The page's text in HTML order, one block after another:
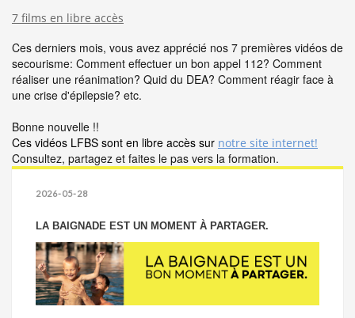
7 films en libre accès
Ces derniers mois, vous avez apprécié nos 7 premières vidéos de
secourisme: Comment effectuer un bon appel 112? Comment
réaliser une réanimation? Quid du DEA? Comment réagir face à
une crise d'épilepsie? etc.
Bonne nouvelle !!
Ces vidéos LFBS sont en libre accès sur notre site internet!
Consultez, partagez et faites le pas vers la formation.
2026-05-28
LA BAIGNADE EST UN MOMENT À PARTAGER.